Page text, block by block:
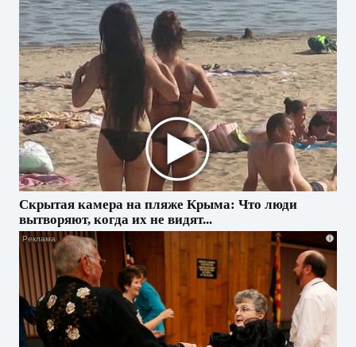
Скрытая камера на пляже Крыма: Что люди
вытворяют, когда их не видят...
i